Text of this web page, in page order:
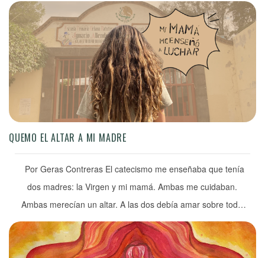
crianza con mujeres que hemos decidido reproducirnos, me
reflejo en el dilema cotidiano que implica ser conscientes de
que hemos renunciado a […]
QUEMO EL ALTAR A MI MADRE
Por Geras Contreras El catecismo me enseñaba que tenía
dos madres: la Virgen y mi mamá. Ambas me cuidaban.
Ambas merecían un altar. A las dos debía amar sobre todo
en este mundo y era un pecado si no lo hacía. Odiaba a mi
madre. Durante años (tal vez, cinco o puede ser diez) […]